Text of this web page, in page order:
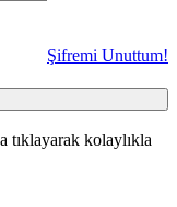
Şifremi Unuttum!
tıklayarak kolaylıkla